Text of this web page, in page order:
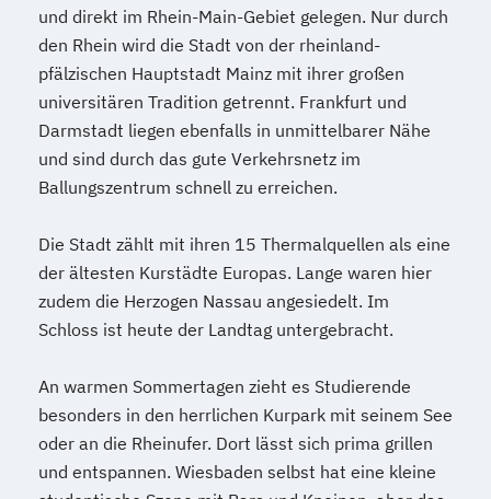
und direkt im Rhein-Main-Gebiet gelegen. Nur durch
den Rhein wird die Stadt von der rheinland-
pfälzischen Hauptstadt Mainz mit ihrer großen
universitären Tradition getrennt. Frankfurt und
Darmstadt liegen ebenfalls in unmittelbarer Nähe
und sind durch das gute Verkehrsnetz im
Ballungszentrum schnell zu erreichen.
Die Stadt zählt mit ihren 15 Thermalquellen als eine
der ältesten Kurstädte Europas. Lange waren hier
zudem die Herzogen Nassau angesiedelt. Im
Schloss ist heute der Landtag untergebracht.
An warmen Sommertagen zieht es Studierende
besonders in den herrlichen Kurpark mit seinem See
oder an die Rheinufer. Dort lässt sich prima grillen
und entspannen. Wiesbaden selbst hat eine kleine